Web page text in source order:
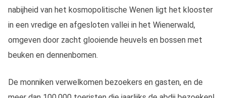
nabijheid van het kosmopolitische Wenen ligt het klooster
in een vredige en afgesloten vallei in het Wienerwald,
omgeven door zacht glooiende heuvels en bossen met
beuken en dennenbomen.
De monniken verwelkomen bezoekers en gasten, en de